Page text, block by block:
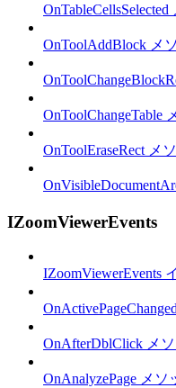
OnToolAddBlock メ
OnToolChangeTable
OnToolEraseRect メ
IZoomViewerEvents
IZoomViewerEvents
OnAfterDblClick メ
OnAnalyzePage メソ